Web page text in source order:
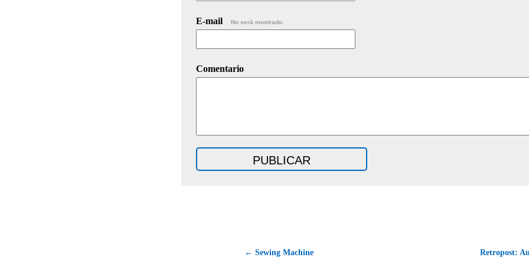
E-mail No será mostrado.
Comentario
← Sewing Machine Retropost: